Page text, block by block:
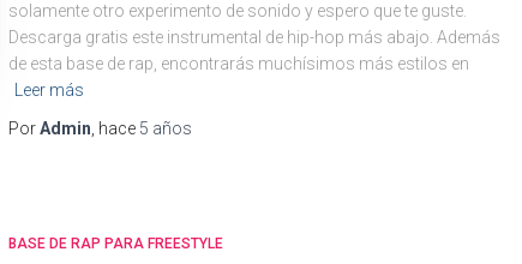
solamente otro experimento de sonido y espero que te guste.
Descarga gratis este instrumental de hip-hop más abajo. Además
de esta base de rap, encontrarás muchísimos más estilos en
Leer más
PorAdmin , hace 5 años
BASE DE RAP PARA FREESTYLE